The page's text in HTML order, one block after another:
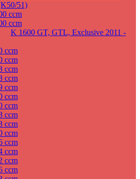
51)
ccm
ccm
K 1600 GT, GTL, Exclusive 2011 -
ccm
ccm
ccm
ccm
ccm
ccm
ccm
ccm
ccm
ccm
ccm
ccm
ccm
ccm